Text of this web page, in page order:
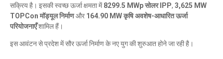
सक्रिय है। इसकी स्वच्छ ऊर्जा क्षमता में8299.5 MWp सोलर IPP, 3,625 MW
TOPCon मॉड्यूल निर्माणऔर 164.90 MW कृषि अवशेष-आधारित ऊर्जा
परियोजनाएँशामिल हैं।
इस आवंटन से प्रदेश में सौर ऊर्जा निर्माण के नए युग की शुरुआत होने जा रही है।